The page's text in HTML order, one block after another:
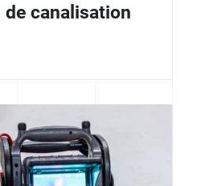
de canalisation